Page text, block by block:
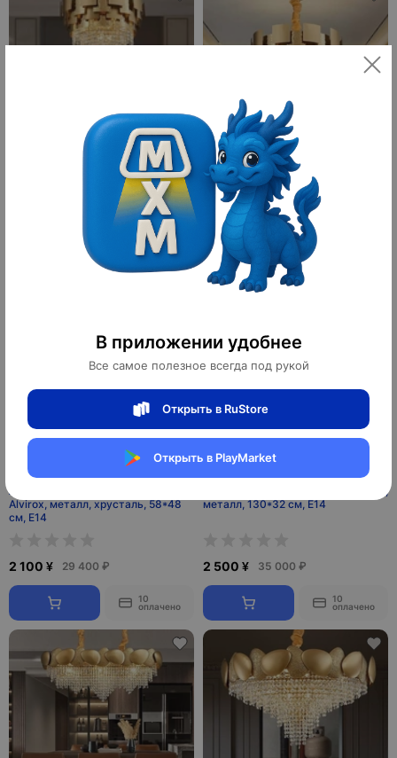
В приложении удобнее
Все самое полезное всегда под рукой
Открыть в RuStore
Открыть в PlayMarket
Люстра подвесная золотая
Alvirox, металл, хрусталь, 100*66
63 000 ₽
10
Люстра подвесная золотая
Alvirox, металл, хрусталь, 78*58
см, E14
2 700 ¥ 37 800 ₽
Люстра подвесная золотая
Alvirox, металл, хрусталь, 58*48
см, E14
2 100 ¥ 29 400 ₽
10
оплачено
Люстра подвесная золотая Ultrivy,
металл, 130*32 см, Е14
2 500 ¥ 35 000 ₽
10
оплачено